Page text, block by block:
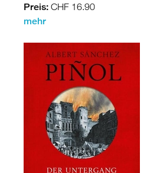
Preis: CHF 16.90
mehr